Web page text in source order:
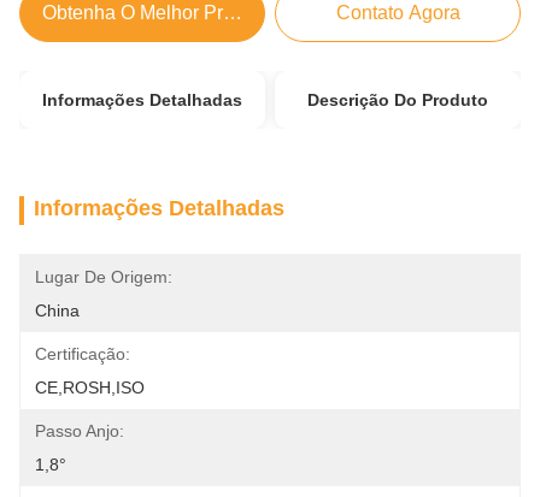
Obtenha O Melhor Preço Contato Agora
Informações Detalhadas Descrição Do Produto
Informações Detalhadas
Lugar De Origem:
China
Certificação:
CE,ROSH,ISO
Passo Anjo:
1,8°